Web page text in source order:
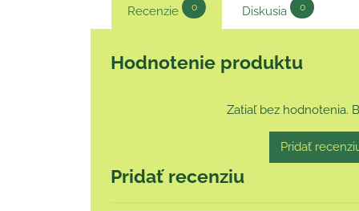
Recenzie 0 Diskusia 0
Hodnotenie produktu
Zatiaľ bez hodnotenia.
Pridať
Pridať recenziu